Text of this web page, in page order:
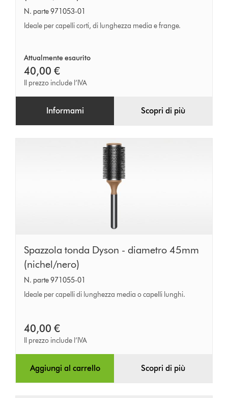
Dyson
-
35mm
(nichel/nero)
N. parte 971053-01
Ideale per capelli corti, di lunghezza media e frange.
Attualmente esaurito
40,00 €
Il prezzo include l’IVA
Informami Scopri di più
Spazzola
tonda
Dyson
-
45mm
(nichel/nero)
Spazzola tonda Dyson - diametro 45mm
(nichel/nero)
N. parte 971055-01
Ideale per capelli di lunghezza media o capelli lunghi.
40,00 €
Il prezzo include l’IVA
Aggiungi al carrello Scopri di più